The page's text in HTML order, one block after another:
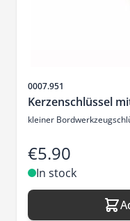
Sku
0007.951
Kerzenschlüssel
kleiner
€5.90
In stock